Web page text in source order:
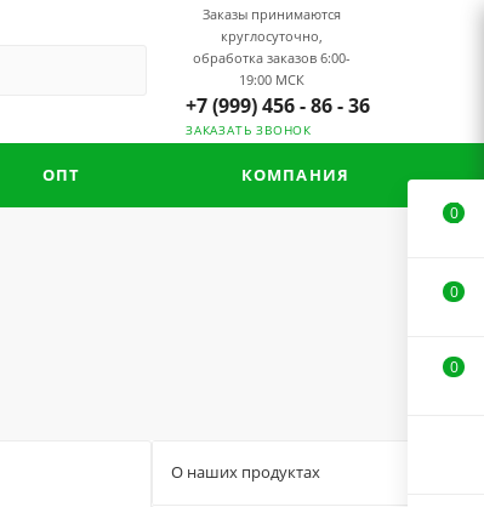
Заказы принимаются
круглосуточно,
обработка заказов 6:00-
19:00 МСК
+7 (999) 456 - 86 - 36
ЗАКАЗАТЬ ЗВОНОК
ОПТ КОМПАНИЯ
О наших продуктах
0
0
0